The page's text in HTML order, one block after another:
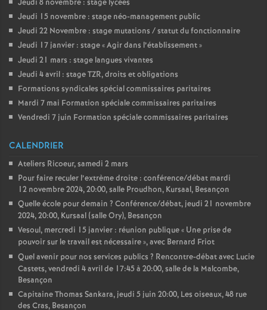
Jeudi 8 novembre : stage lycées
Jeudi 15 novembre : stage néo-management public
Jeudi 22 Novembre : stage mutations / statut du fonctionnaire
Jeudi 17 janvier : stage «Agir dans l’établissement»
Jeudi 21 mars : stage langues vivantes
Jeudi 4 avril : stage TZR, droits et obligations
Formations syndicales spécial commissaires paritaires
Mardi 7 mai Formation spéciale commissaires paritaires
Vendredi 7 juin Formation spéciale commissaires paritaires
CALENDRIER
Ateliers Ricoeur, samedi 2 mars
Pour faire reculer l’extrème droite : conférence/débat mardi
12 novembre 2024, 20:00, salle Proudhon, Kursaal, Besançon
Quelle école pour demain ? Conférence/débat, jeudi 21 novembre
2024, 20:00, Kursaal (salle Ory), Besançon
Vesoul, mercredi 15 janvier : réunion publique « Une prise de
pouvoir sur le travail est nécessaire», avec Bernard Friot
Quel avenir pour nos services publics ? Rencontre-débat avec Lucie
Castets, vendredi 4 avril de 17:45 à 20:00, salle de la Malcombe,
Besançon
Capitaine Thomas Sankara, jeudi 5 juin 20:00, Les oiseaux, 48 rue
des Cras, Besançon